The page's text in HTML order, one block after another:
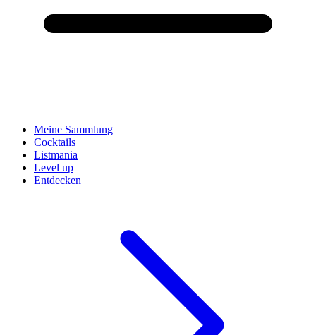
Meine Sammlung
Cocktails
Listmania
Level up
Entdecken